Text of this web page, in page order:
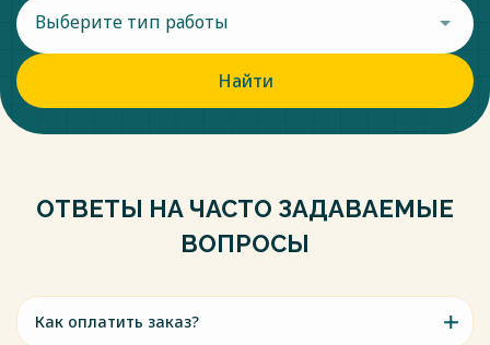
Выберите тип работы
Найти
ОТВЕТЫ НА ЧАСТО ЗАДАВАЕМЫЕ
ВОПРОСЫ
Как оплатить заказ?